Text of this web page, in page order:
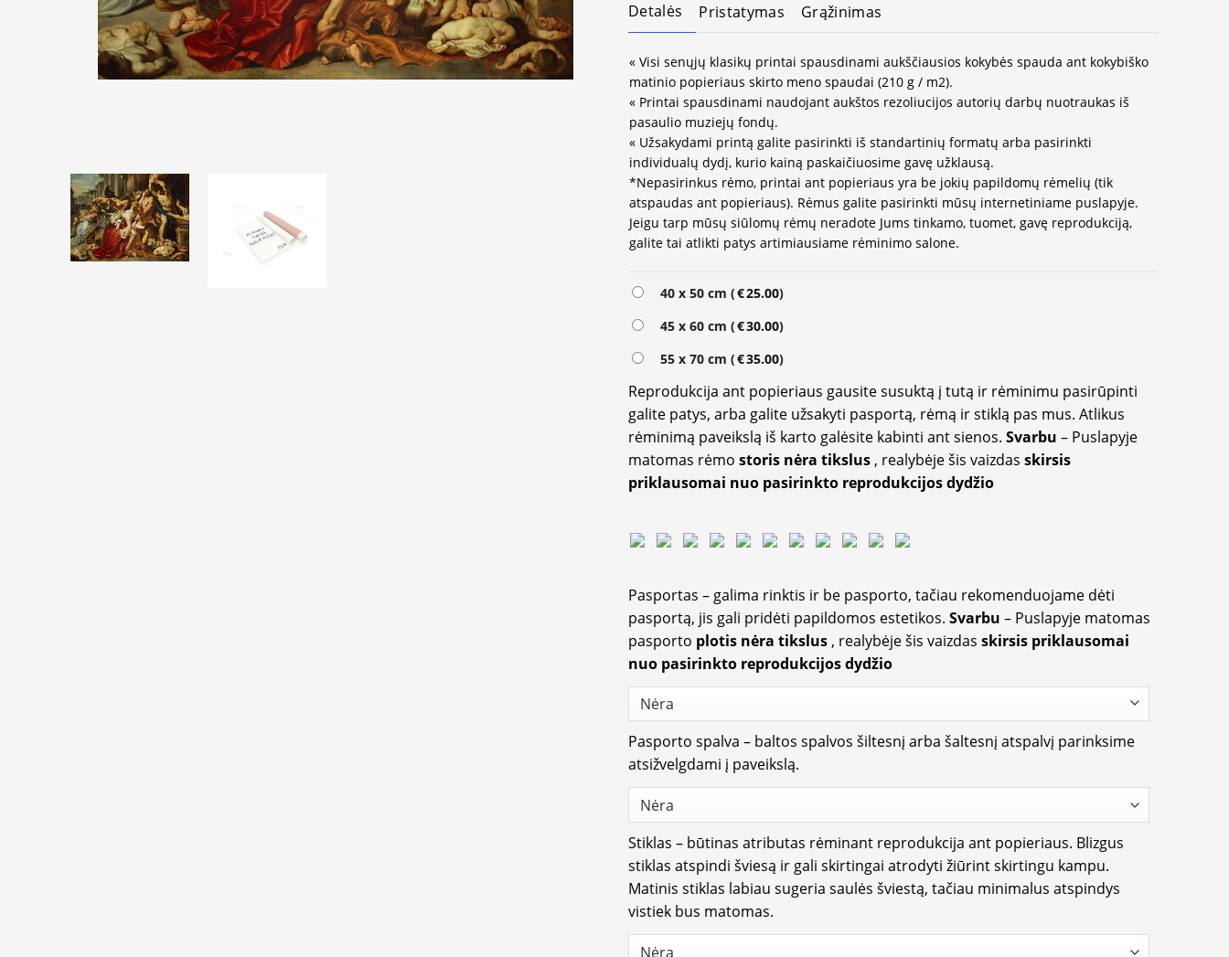
Detalės Pristatymas Grąžinimas
« Visi senųjų klasikų printai spausdinami aukščiausios kokybės spauda ant kokybiško
matinio popieriaus skirto meno spaudai (210 g / m2).
« Printai spausdinami naudojant aukštos rezoliucijos autorių darbų nuotraukas iš
pasaulio muziejų fondų.
« Užsakydami printą galite pasirinkti iš standartinių formatų arba pasirinkti
individualų dydį, kurio kainą paskaičiuosime gavę užklausą.
*Nepasirinkus rėmo, printai ant popieriaus yra be jokių papildomų rėmelių (tik
atspaudas ant popieriaus). Rėmus galite pasirinkti mūsų internetiniame puslapyje.
Jeigu tarp mūsų siūlomų rėmų neradote Jums tinkamo, tuomet, gavę reprodukciją,
galite tai atlikti patys artimiausiame rėminimo salone.
40 x 50 cm (€25.00)
45 x 60 cm (€30.00)
55 x 70 cm (€35.00)
Reprodukcija ant popieriaus gausite susuktą į tutą ir rėminimu pasirūpinti
galite patys, arba galite užsakyti pasportą, rėmą ir stiklą pas mus. Atlikus
rėminimą paveikslą iš karto galėsite kabinti ant sienos. Svarbu – Puslapyje
matomas rėmo storis nėra tikslus , realybėje šis vaizdas skirsis
priklausomai nuo pasirinkto reprodukcijos dydžio
Pasportas – galima rinktis ir be pasporto, tačiau rekomenduojame dėti
pasportą, jis gali pridėti papildomos estetikos. Svarbu – Puslapyje matomas
pasporto plotis nėra tikslus , realybėje šis vaizdas skirsis priklausomai
nuo pasirinkto reprodukcijos dydžio
Pasporto spalva – baltos spalvos šiltesnį arba šaltesnį atspalvį parinksime
atsižvelgdami į paveikslą.
Stiklas – būtinas atributas rėminant reprodukcija ant popieriaus. Blizgus
stiklas atspindi šviesą ir gali skirtingai atrodyti žiūrint skirtingu kampu.
Matinis stiklas labiau sugeria saulės šviestą, tačiau minimalus atspindys
vistiek bus matomas.
Alternative: